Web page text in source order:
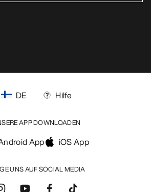
UNS AUF SOCIAL MEDIA
DE Hilfe
APP DOWNLOADEN
App iOS App